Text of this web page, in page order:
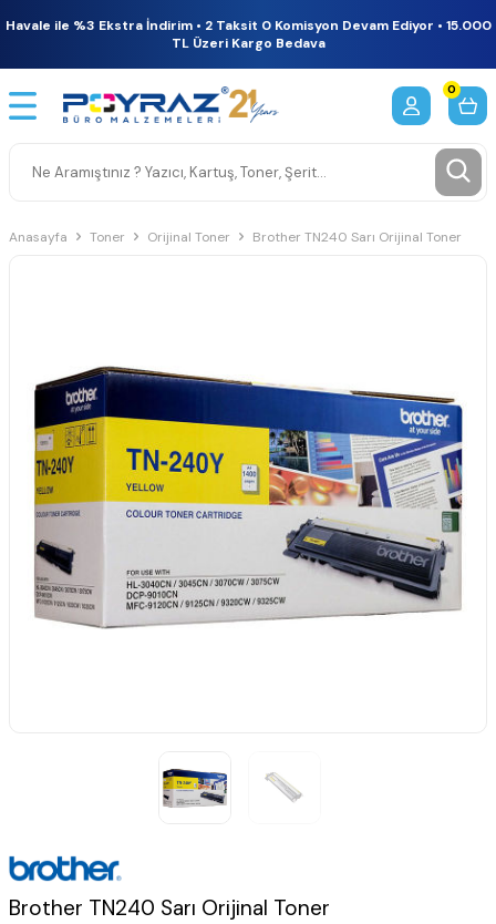
Havale ile %3 Ekstra İndirim • 2 Taksit 0 Komisyon Devam Ediyor • 15.000
TL Üzeri Kargo Bedava
0
Anasayfa Toner Orijinal Toner Brother TN240 Sarı Orijinal Toner
Brother TN240 Sarı Orijinal Toner